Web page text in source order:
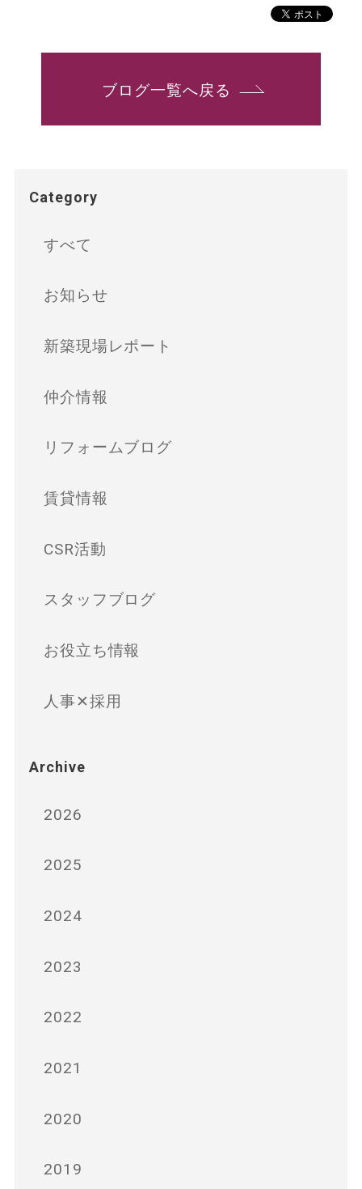
ブログ一覧へ戻る
Category
すべて
お知らせ
新築現場レポート
仲介情報
リフォームブログ
賃貸情報
CSR活動
スタッフブログ
お役立ち情報
人事✕採用
Archive
2026
2025
2024
2023
2022
2021
2020
2019